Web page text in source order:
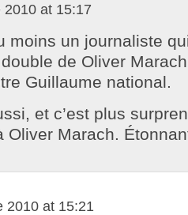
2010 at 15:17
moins un journaliste
de Oliver
Guillaume national.
et c’est plus
Oliver Marach.
2010 at 15:21